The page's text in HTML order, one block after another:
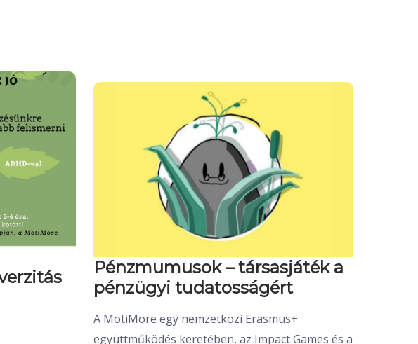
Pénzmumusok – társasjáték a
pénzügyi tudatosságért
A MotiMore egy nemzetközi Erasmus+
együttműködés keretében, az Impact Games és a